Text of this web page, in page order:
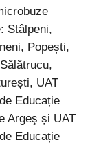
Stâlpeni,
Popești,
UAT
Educație
Argeş și UAT
Educație